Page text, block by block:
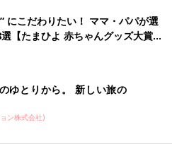
にこだわりたい！ ママ・パパが選
【たまひよ 赤ちゃんグッズ大賞
ゆとりから。 新しい旅の
ン株式会社)